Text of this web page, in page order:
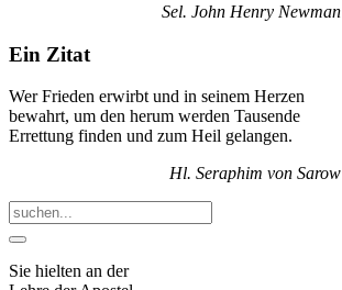
Sel. John Henry Newman
Ein Zitat
Wer Frieden erwirbt und in seinem Herzen
bewahrt, um den herum werden Tausende
Errettung finden und zum Heil gelangen.
Hl. Seraphim von Sarow
Sie hielten an der